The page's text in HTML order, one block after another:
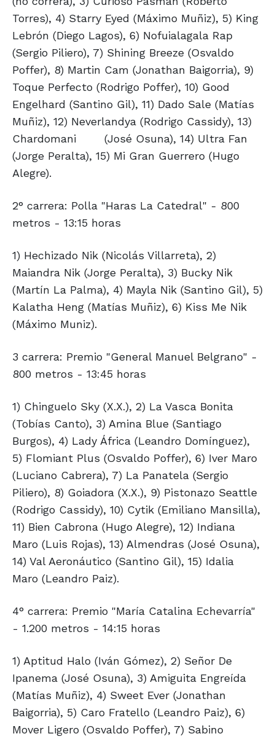
Torres), 4) Starry Eyed (Máximo Muñiz), 5) King
Lebrón (Diego Lagos), 6) Nofuialagala Rap
(Sergio Piliero), 7) Shining Breeze (Osvaldo
Poffer), 8) Martin Cam (Jonathan Baigorria), 9)
Toque Perfecto (Rodrigo Poffer), 10) Good
Engelhard (Santino Gil), 11) Dado Sale (Matías
Muñiz), 12) Neverlandya (Rodrigo Cassidy), 13)
Chardomani
(José Osuna), 14) Ultra Fan
(Jorge Peralta), 15) Mi Gran Guerrero (Hugo
Alegre).
2° carrera: Polla "Haras La Catedral" - 800
metros - 13:15 horas
1) Hechizado Nik (Nicolás Villarreta), 2)
Maiandra Nik (Jorge Peralta), 3) Bucky Nik
(Martín La Palma), 4) Mayla Nik (Santino Gil), 5)
Kalatha Heng (Matías Muñiz), 6) Kiss Me Nik
(Máximo Muniz).
3 carrera: Premio "General Manuel Belgrano" -
800 metros - 13:45 horas
1) Chinguelo Sky (X.X.), 2) La Vasca Bonita
(Tobías Canto), 3) Amina Blue (Santiago
Burgos), 4) Lady África (Leandro Domínguez),
5) Flomiant Plus (Osvaldo Poffer), 6) Iver Maro
(Luciano Cabrera), 7) La Panatela (Sergio
Piliero), 8) Goiadora (X.X.), 9) Pistonazo Seattle
(Rodrigo Cassidy), 10) Cytik (Emiliano Mansilla),
11) Bien Cabrona (Hugo Alegre), 12) Indiana
Maro (Luis Rojas), 13) Almendras (José Osuna),
14) Val Aeronáutico (Santino Gil), 15) Idalia
Maro (Leandro Paiz).
4° carrera: Premio "María Catalina Echevarría"
- 1.200 metros - 14:15 horas
1) Aptitud Halo (Iván Gómez), 2) Señor De
Ipanema (José Osuna), 3) Amiguita Engreída
(Matías Muñiz), 4) Sweet Ever (Jonathan
Baigorria), 5) Caro Fratello (Leandro Paiz), 6)
Mover Ligero (Osvaldo Poffer), 7) Sabino